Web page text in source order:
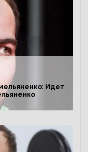
Идет